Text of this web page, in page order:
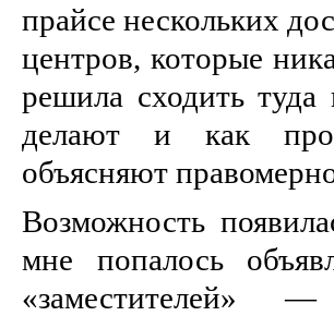
прайсе нескольких
центров, которые
решила сходить
делают и как
объясняют
Возможность
мне попалось
«заместителей»